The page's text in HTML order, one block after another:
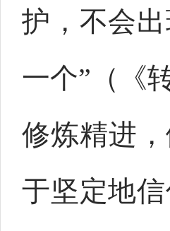
护，不会
一个”（《
修炼精进
于坚定地